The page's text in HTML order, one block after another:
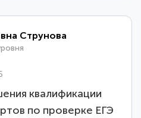
Струнова
квалификации
по проверке ЕГЭ